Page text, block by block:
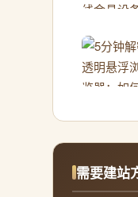
需要建站